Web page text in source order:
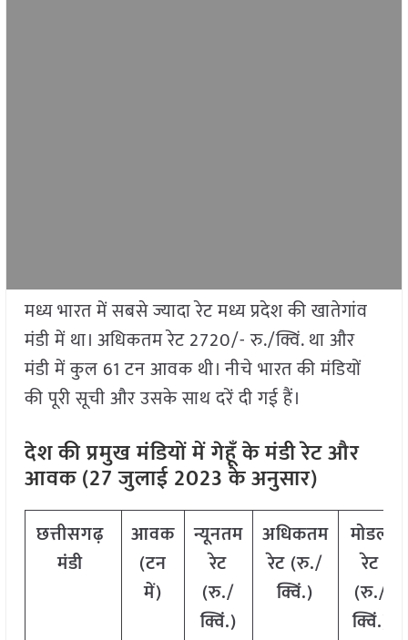
मध्य भारत में सबसे ज्यादा रेट मध्य प्रदेश की खातेगांव
मंडी में था। अधिकतम रेट 2720/- रु./क्विं. था और
मंडी में कुल 61 टन आवक थी। नीचे भारत की मंडियों
की पूरी सूची और उसके साथ दरें दी गई हैं।
देश की प्रमुख मंडियों में गेहूँ के मंडी रेट और
आवक (27 जुलाई 2023 के अनुसार)
छत्तीसगढ़
मंडी
आवक
(टन
में)
न्यूनतम
रेट
(रु./
क्विं.)
अधिकतम
रेट (रु./
क्विं.)
मोडल
रेट
(रु./
क्विं.)